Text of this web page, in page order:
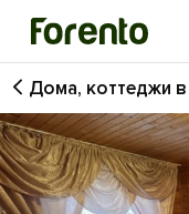
Войти
Избранное
Дома, коттеджи